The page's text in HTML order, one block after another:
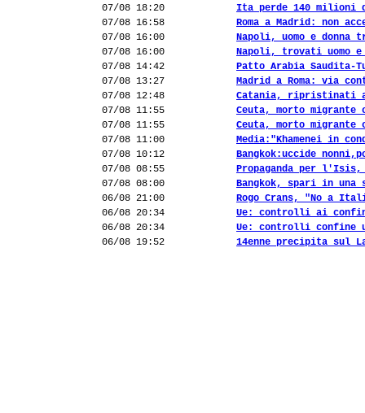
07/08 18:20
Ita perde 140 milioni
07/08 16:58
Roma a Madrid: non
07/08 16:00
Napoli, uomo e donna
07/08 16:00
Napoli, trovati uomo e
07/08 14:42
Patto Arabia Saudita-
07/08 13:27
Madrid a Roma: via
07/08 12:48
Catania, ripristinati
07/08 11:55
Ceuta, morto migrante
07/08 11:55
Ceuta, morto migrante
07/08 11:00
Media:"Khamenei in
07/08 10:12
Bangkok:uccide
07/08 08:55
Propaganda per l'Isis,
07/08 08:00
Bangkok, spari in
06/08 21:00
Rogo Crans, "No a
06/08 20:34
Ue: controlli ai
06/08 20:34
Ue: controlli confine
06/08 19:52
14enne precipita sul